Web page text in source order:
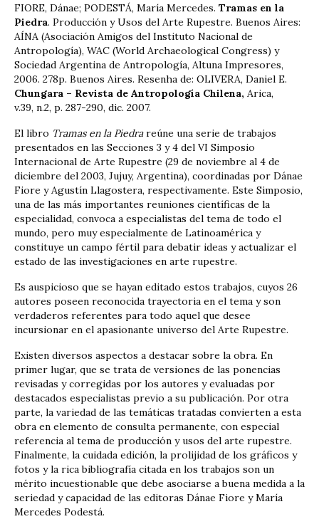
FIORE, Dánae; PODESTÁ, María Mercedes. Tramas en la
Piedra. Producción y Usos del Arte Rupestre. Buenos Aires:
AÍNA (Asociación Amigos del Instituto Nacional de
Antropología), WAC (World Archaeological Congress) y
Sociedad Argentina de Antropología, Altuna Impresores,
2006. 278p. Buenos Aires. Resenha de: OLIVERA, Daniel E.
Chungara – Revista de Antropología Chilena, Arica,
v.39, n.2, p. 287-290, dic. 2007.
El libro Tramas en la Piedrareúne una serie de trabajos
presentados en las Secciones 3 y 4 del VI Simposio
Internacional de Arte Rupestre (29 de noviembre al 4 de
diciembre del 2003, Jujuy, Argentina), coordinadas por Dánae
Fiore y Agustín Llagostera, respectivamente. Este Simposio,
una de las más importantes reuniones científicas de la
especialidad, convoca a especialistas del tema de todo el
mundo, pero muy especialmente de Latinoamérica y
constituye un campo fértil para debatir ideas y actualizar el
estado de las investigaciones en arte rupestre.
Es auspicioso que se hayan editado estos trabajos, cuyos 26
autores poseen reconocida trayectoria en el tema y son
verdaderos referentes para todo aquel que desee
incursionar en el apasionante universo del Arte Rupestre.
Existen diversos aspectos a destacar sobre la obra. En
primer lugar, que se trata de versiones de las ponencias
revisadas y corregidas por los autores y evaluadas por
destacados especialistas previo a su publicación. Por otra
parte, la variedad de las temáticas tratadas convierten a esta
obra en elemento de consulta permanente, con especial
referencia al tema de producción y usos del arte rupestre.
Finalmente, la cuidada edición, la prolijidad de los gráficos y
fotos y la rica bibliografía citada en los trabajos son un
mérito incuestionable que debe asociarse a buena medida a la
seriedad y capacidad de las editoras Dánae Fiore y María
Mercedes Podestá.